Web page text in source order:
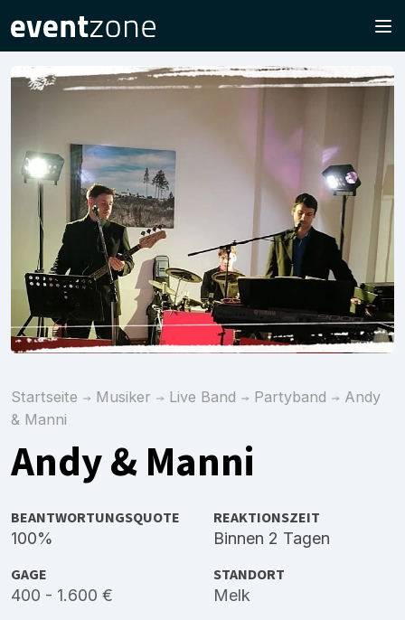
Startseite Musiker Live Band Partyband
Andy
& Manni
Andy & Manni
BEANTWORTUNGSQUOTE
100%
REAKTIONSZEIT
Binnen 2 Tagen
GAGE
400 - 1.600 €
STANDORT
Melk